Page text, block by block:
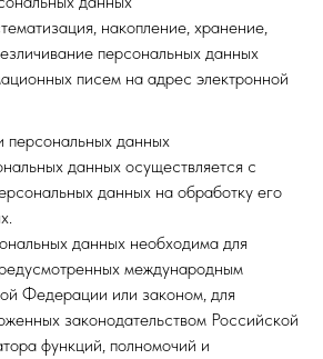
накопление, хранение,
персональных данных
писем на адрес электронной
персональных данных
данных осуществляется с
данных на обработку его
данных необходима для
международным
Федерации или законом, для
законодательством Российской
функций, полномочий и